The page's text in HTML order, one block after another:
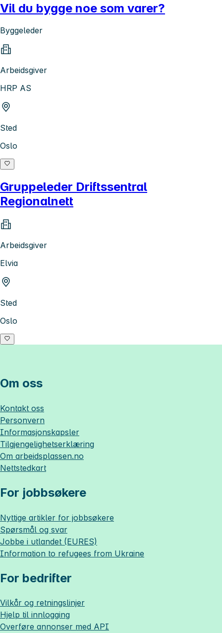
Vil du bygge noe som varer?
Byggeleder
Arbeidsgiver
HRP AS
Sted
Oslo
Gruppeleder Driftssentral
Regionalnett
Arbeidsgiver
Elvia
Sted
Oslo
Om oss
Kontakt oss
Personvern
Informasjonskapsler
Tilgjengelighetserklæring
Om arbeidsplassen.no
Nettstedkart
For jobbsøkere
Nyttige artikler for jobbsøkere
Spørsmål og svar
Jobbe i utlandet (EURES)
Information to refugees from Ukraine
For bedrifter
Vilkår og retningslinjer
Hjelp til innlogging
Overføre annonser med API